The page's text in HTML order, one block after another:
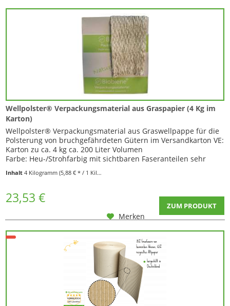
Wellpolster® Verpackungsmaterial aus Graspapier (4 Kg im
Karton)
Wellpolster® Verpackungsmaterial aus Graswellpappe für die
Polsterung von bruchgefährdeten Gütern im Versandkarton VE:
Karton zu ca. 4 kg ca. 200 Liter Volumen
Farbe: Heu-/Strohfarbig mit sichtbaren Faseranteilen sehr
dehnbar durch Gitternetzstruktur weniger staubig als
Inhalt4 Kilogramm(5,88 € * / 1 Kilogramm)
23,53 € ZUM PRODUKT
Merken